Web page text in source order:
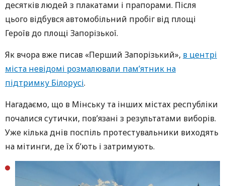
десятків людей з плакатами і прапорами. Після
цього відбувся автомобільний пробіг від площі
Героїв до площі Запорізької.
Як вчора вже писав «Перший Запорізький», в центрі
міста невідомі розмалювали пам’ятник на
підтримку Білорусі.
Нагадаємо, що в Мінську та інших містах республіки
почалися сутички, пов’язані з результатами виборів.
Уже кілька днів поспіль протестувальники виходять
на мітинги, де їх б’ють і затримують.